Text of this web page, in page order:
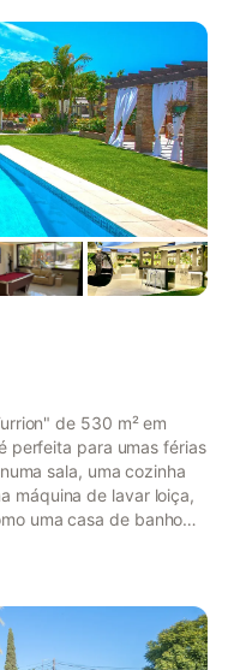
de 530 m² em
perfeita para umas férias
sala, uma cozinha
máquina de lavar loiça,
uma casa de banho
de vídeo), ar
roupas e consola de
de bebé e uma